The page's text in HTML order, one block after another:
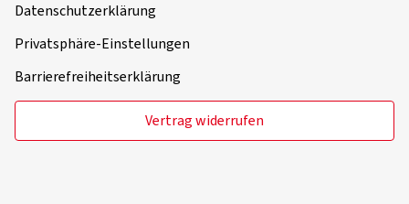
Datenschutzerklärung
Privatsphäre-Einstellungen
Barrierefreiheitserklärung
Vertrag widerrufen